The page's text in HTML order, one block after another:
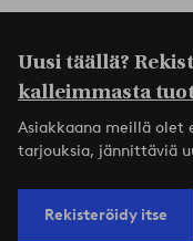
Uusi täällä?
kalleimmasta
Asiakkaana meillä olet
tarjouksia, jännittäviä
Rekisteröidy itse